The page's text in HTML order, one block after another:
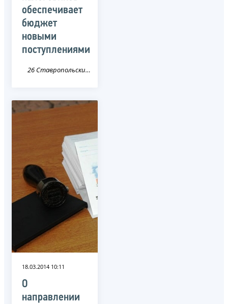
обеспечивает
бюджет
новыми
поступлениями
26 Ставропольский край
18.03.2014 10:11
О
направлении